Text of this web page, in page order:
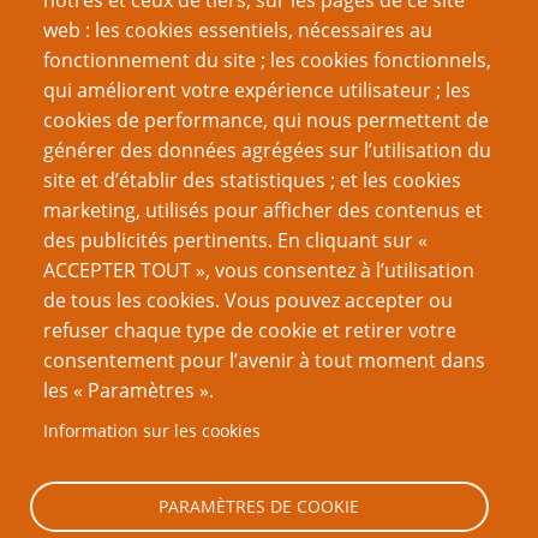
web : les cookies essentiels, nécessaires au
fonctionnement du site ; les cookies fonctionnels,
qui améliorent votre expérience utilisateur ; les
cookies de performance, qui nous permettent de
générer des données agrégées sur l’utilisation du
site et d’établir des statistiques ; et les cookies
marketing, utilisés pour afficher des contenus et
des publicités pertinents. En cliquant sur «
ACCEPTER TOUT », vous consentez à l’utilisation
de tous les cookies. Vous pouvez accepter ou
refuser chaque type de cookie et retirer votre
consentement pour l’avenir à tout moment dans
les « Paramètres ».
Information sur les cookies
PARAMÈTRES DE COOKIE
fluide
Structurer vos parties/histoires
Contrôler le ressenti de la campagne
Les Durées d'un round
Quand la Magie n'y est plus
Faites des coups bas aux PJ
VOUS AIMEREZ AUSSI
Dossier Mausritter
Manifeste pour la table ouverte 2 : De quoi une table
ouverte a-t-elle besoin ?
Le Sophisme de la campagne